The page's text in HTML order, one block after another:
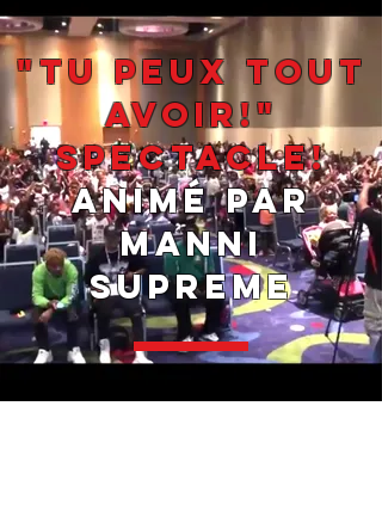
"Tu peux tout
avoir!"
Spectacle!
Animé par
Manni
Supreme